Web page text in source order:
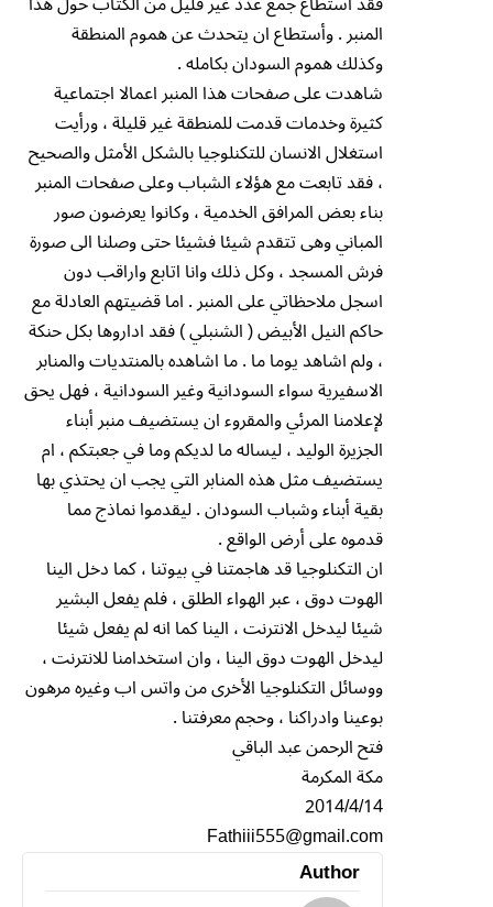
المنبر . وأستطاع ان يتحدث عن هموم المنطقة
وكذلك هموم السودان بكامله .
شاهدت على صفحات هذا المنبر اعمالا اجتماعية
كثيرة وخدمات قدمت للمنطقة غير قليلة ، ورأيت
استغلال الانسان للتكنلوجيا بالشكل الأمثل والصحيح
، فقد تابعت مع هؤلاء الشباب وعلى صفحات المنبر
بناء بعض المرافق الخدمية ، وكانوا يعرضون صور
المباني وهى تتقدم شيئا فشيئا حتى وصلنا الى صورة
فرش المسجد ، وكل ذلك وانا اتابع واراقب دون
اسجل ملاحظاتي على المنبر . اما قضيتهم العادلة مع
حاكم النيل الأبيض ( الشنبلي ) فقد اداروها بكل حنكة
، ولم اشاهد يوما ما . ما اشاهده بالمنتديات والمنابر
الاسفيرية سواء السودانية وغير السودانية ، فهل يحق
لإعلامنا المرئي والمقروء ان يستضيف منبر أبناء
الجزيرة الوليد ، ليساله ما لديكم وما في جعبتكم ، ام
يستضيف مثل هذه المنابر التي يجب ان يحتذي بها
بقية أبناء وشباب السودان . ليقدموا نماذج مما
قدموه على أرض الواقع .
ان التكنلوجيا قد هاجمتنا في بيوتنا ، كما دخل الينا
الهوت دوق ، عبر الهواء الطلق ، فلم يفعل البشير
شيئا ليدخل الانترنت ، الينا كما انه لم يفعل شيئا
ليدخل الهوت دوق الينا ، وان استخدامنا للانترنت ،
ووسائل التكنلوجيا الأخرى من واتس اب وغيره مرهون
بوعينا وادراكنا ، وحجم معرفتنا .
فتح الرحمن عبد الباقي
مكة المكرمة
2014/4/14
Fathiii555@gmail.com
Author